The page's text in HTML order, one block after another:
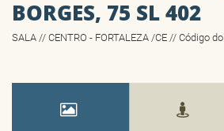
BORGES, 75 SL 402
SALA // CENTRO - FORTALEZA /CE // Código